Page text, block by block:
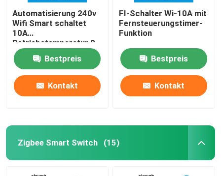
Automatisierung 240v
Wifi Smart schaltet
10A
Betriebstemperatur 0-
40℃
Bestpreis
Kontakt
FI-Schalter Wi-10A mit
Fernsteuerungstimer-
Funktion
Bestpreis
Kontakt
Zigbee Smart Switch (15)